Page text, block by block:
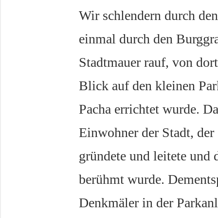
Wir schlendern durch
einmal durch den
Stadtmauer rauf, von
Blick auf den kleinen
Pacha errichtet wurde.
Einwohner der Stadt,
gründete und leitete und
berühmt wurde.
Denkmäler in der